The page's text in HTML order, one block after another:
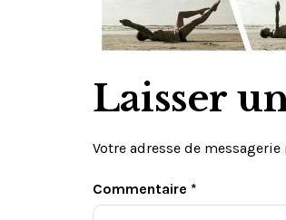
Laisser
Votre adresse de
Commentaire *